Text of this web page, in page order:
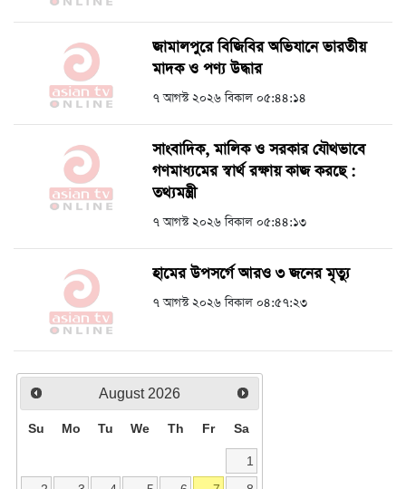
জামালপুরে বিজিবির অভিযানে ভারতীয়
মাদক ও পণ্য উদ্ধার
৭ আগস্ট ২০২৬ বিকাল ০৫:৪৪:১৪
সাংবাদিক, মালিক ও সরকার যৌথভাবে
গণমাধ্যমের স্বার্থ রক্ষায় কাজ করছে :
তথ্যমন্ত্রী
৭ আগস্ট ২০২৬ বিকাল ০৫:৪৪:১৩
হামের উপসর্গে আরও ৩ জনের মৃত্যু
৭ আগস্ট ২০২৬ বিকাল ০৪:৫৭:২৩
August 2026
Su Mo Tu We Th Fr Sa
1